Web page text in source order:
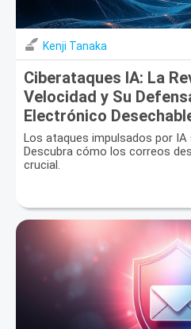
Kenji Tanaka
Ciberataques IA: La
Velocidad y Su
Electrónico
Los ataques impulsados por IA
Descubra cómo los correos
crucial.